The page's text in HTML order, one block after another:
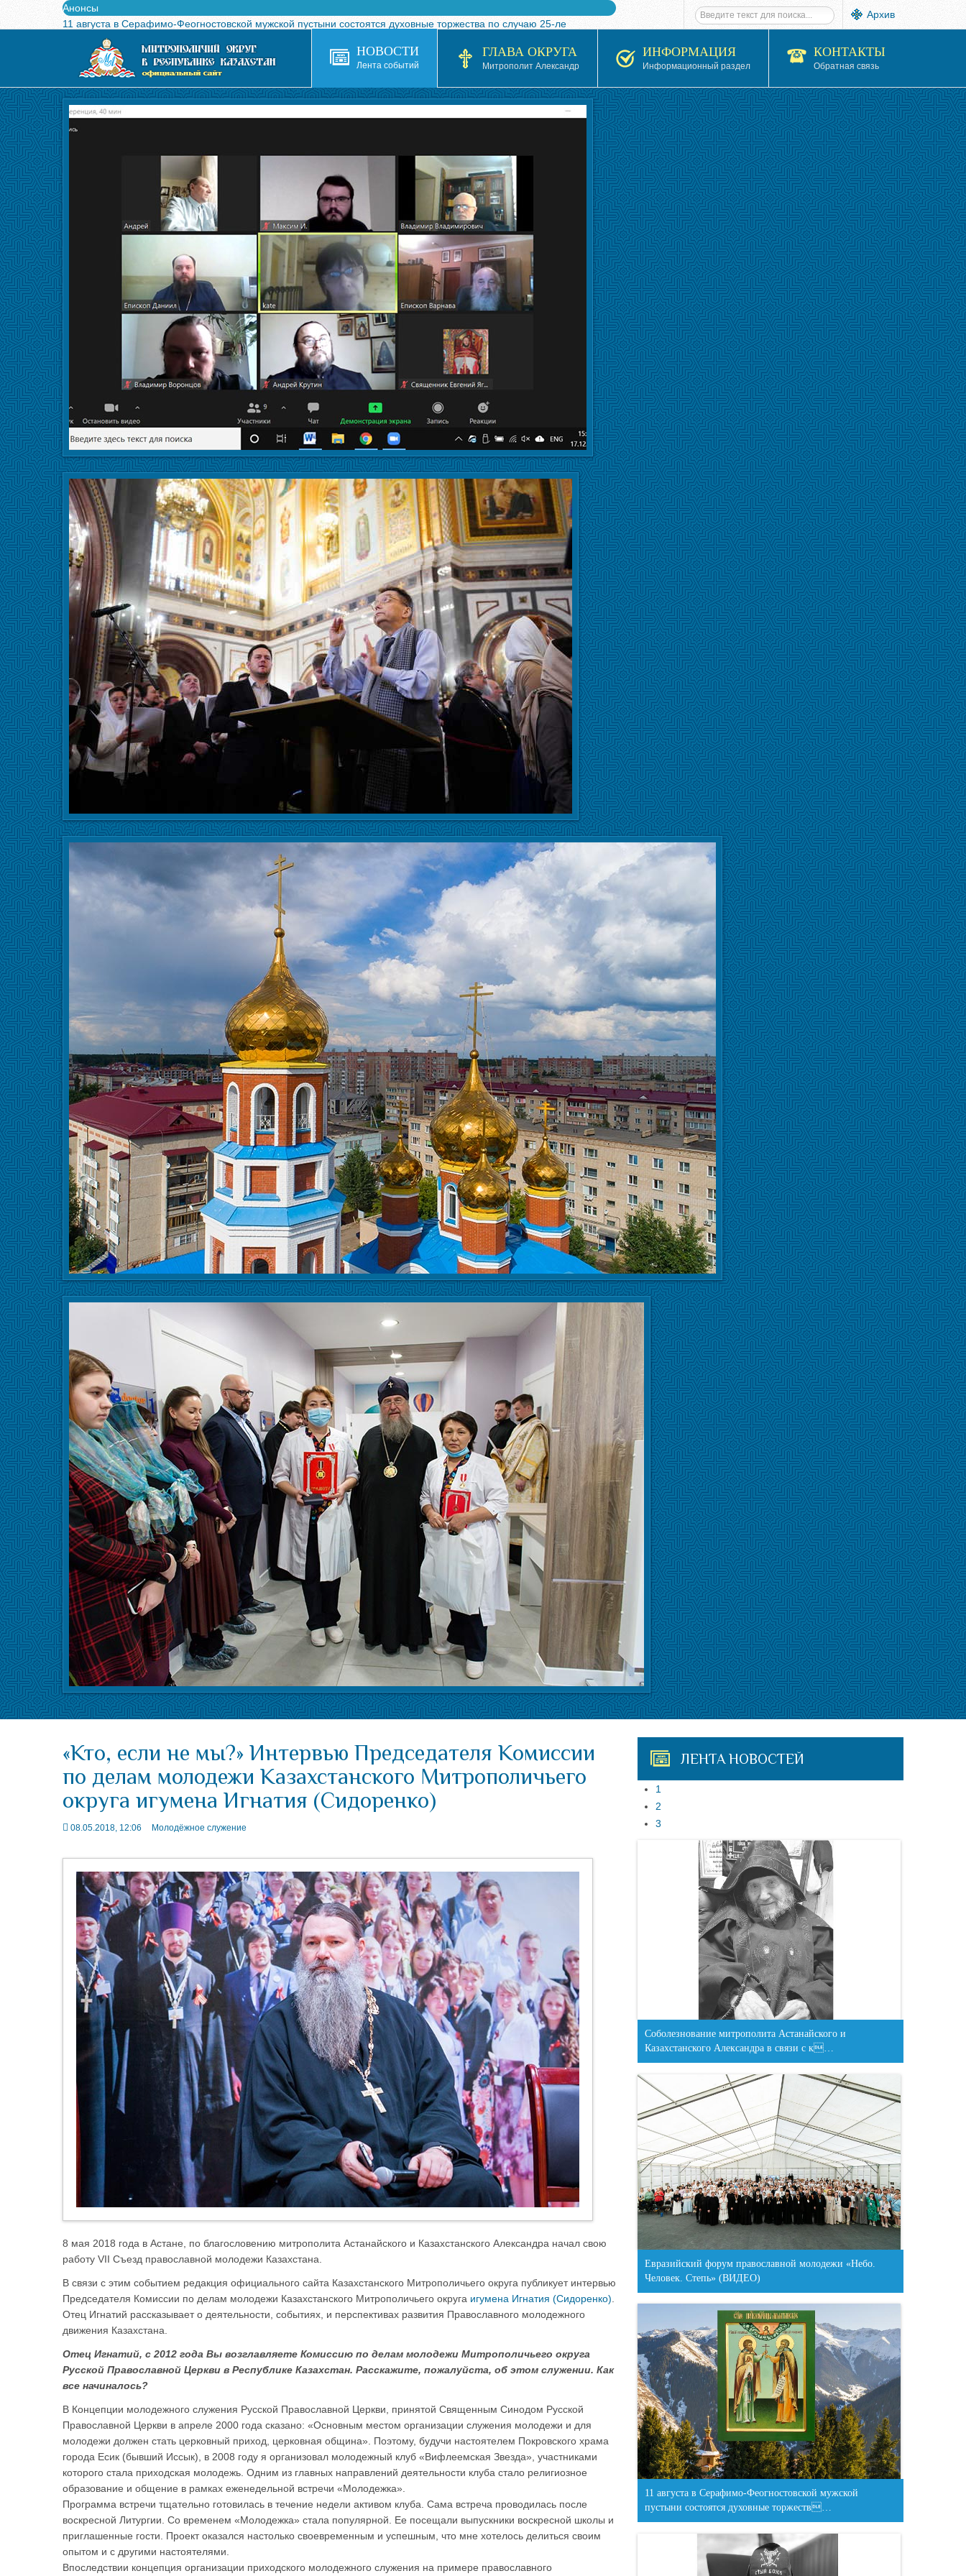
Анонсы
11 августа в Серафимо-Феогностовской мужской пустыни состоятся духовные торжества по случаю 25-ле
Выпущен в свет буклет о проведении Международного турнира по волейболу, посвященного 25-летию обр
Вышел в свет новый номер журнала «Свет Православия в Казахстане»
Вышла в свет монография «Управляющие Алма-Атинской епархией Русской Православной Церкви в 1927–19
Алма-Атинская духовная семинария объявляет прием документов на 2026-2027 учебный год
Архив
НОВОСТИ
Лента событий
ГЛАВА ОКРУГА
Митрополит Александр
ИНФОРМАЦИЯ
Информационный раздел
КОНТАКТЫ
Обратная связь
«Кто, если не мы?» Интервью Председателя Комиссии
по делам молодежи Казахстанского Митрополичьего
округа игумена Игнатия (Сидоренко)
08.05.2018, 12:06 Молодёжное служение
8 мая 2018 года в Астане, по благословению митрополита Астанайского и Казахстанского Александра начал свою
работу VII Съезд православной молодежи Казахстана.
В связи с этим событием редакция официального сайта Казахстанского Митрополичьего округа публикует интервью
Председателя Комиссии по делам молодежи Казахстанского Митрополичьего округа игумена Игнатия (Сидоренко)
Отец Игнатий рассказывает о деятельности, событиях, и перспективах развития Православного молодежного
движения Казахстана.
Отец Игнатий, с 2012 года Вы возглавляете Комиссию по делам молодежи Митрополичьего округа
Русской Православной Церкви в Республике Казахстан. Расскажите, пожалуйста, об этом служении. Как
все начиналось?
В Концепции молодежного служения Русской Православной Церкви, принятой Священным Синодом Русской
Православной Церкви в апреле 2000 года сказано: «Основным местом организации служения молодежи и для
молодежи должен стать церковный приход, церковная община». Поэтому, будучи настоятелем Покровского храма
города Есик (бывший Иссык), в 2008 году я организовал молодежный клуб «Вифлеемская Звезда», участниками
которого стала приходская молодежь. Одним из главных направлений деятельности клуба стало религиозное
образование и общение в рамках еженедельной встречи «Молодежка».
Программа встречи тщательно готовилась в течение недели активом клуба. Сама встреча проводилась после
воскресной Литургии. Со временем «Молодежка» стала популярной. Ее посещали выпускники воскресной школы и
приглашенные гости. Проект оказался настолько своевременным и успешным, что мне хотелось делиться своим
опытом и с другими настоятелями.
Впоследствии концепция организации приходского молодежного служения на примере православного
ЛЕНТА НОВОСТЕЙ
1
2
3
Соболезнование митрополита Астанайского и
Казахстанского Александра в связи с к…
Евразийский форум православной молодежи «Небо.
Человек. Степь» (ВИДЕО)
11 августа в Серафимо-Феогностовской мужской
пустыни состоятся духовные торжеств…